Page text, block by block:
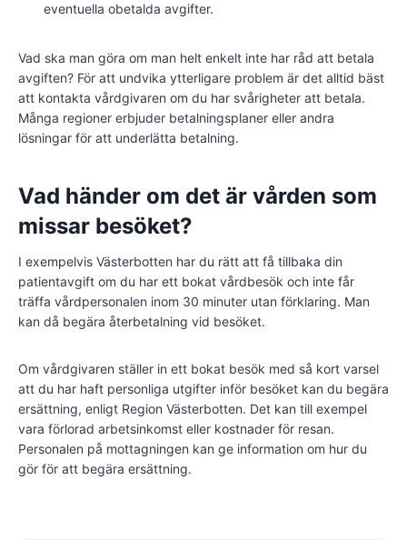
eventuella obetalda avgifter.
Vad ska man göra om man helt enkelt inte har råd att betala
avgiften? För att undvika ytterligare problem är det alltid bäst
att kontakta vårdgivaren om du har svårigheter att betala.
Många regioner erbjuder betalningsplaner eller andra
lösningar för att underlätta betalning.
Vad händer om det är vården som
missar besöket?
I exempelvis Västerbotten har du rätt att få tillbaka din
patientavgift om du har ett bokat vårdbesök och inte får
träffa vårdpersonalen inom 30 minuter utan förklaring. Man
kan då begära återbetalning vid besöket.
Om vårdgivaren ställer in ett bokat besök med så kort varsel
att du har haft personliga utgifter inför besöket kan du begära
ersättning, enligt Region Västerbotten. Det kan till exempel
vara förlorad arbetsinkomst eller kostnader för resan.
Personalen på mottagningen kan ge information om hur du
gör för att begära ersättning.